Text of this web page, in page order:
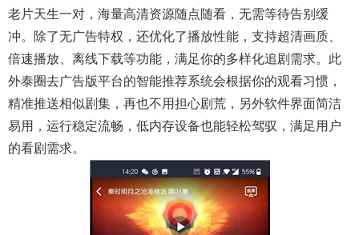
老片天生一对，海量高清资源随点随看，无需等待告别缓
冲。除了无广告特权，还优化了播放性能，支持超清画质、
倍速播放、离线下载等功能，满足你的多样化追剧需求。此
外泰圈去广告版平台的智能推荐系统会根据你的观看习惯，
精准推送相似剧集，再也不用担心剧荒，另外软件界面简洁
易用，运行稳定流畅，低内存设备也能轻松驾驭，满足用户
的看剧需求。